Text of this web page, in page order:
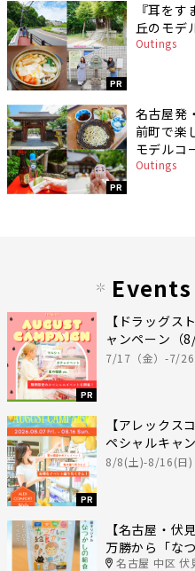
PR
『耳を
丘のモデ
Outings
PR
名古屋発
前町で楽
モデルコ
Outings
PR
【ドラッグ
ャンペーン（
7/17（金）-7/26
PR
【アレックス
ペシャルキャ
8/8(土)-8/16(日)
【名古屋・伏
万勝から「な
名古屋 中区 伏